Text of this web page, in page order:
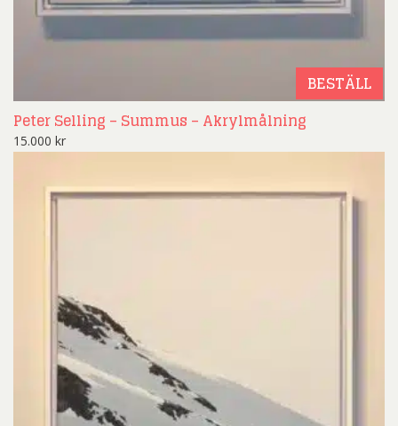
BESTÄLL
Peter Selling – Summus – Akrylmålning
15.000 kr